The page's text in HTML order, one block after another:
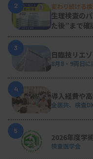
2 変わり続ける
生理検査の
た後”まで確
3
日臨技リエ
8月8・9両日に
4
導入経費や
全医共、検査
5
2026年度学
検査医学会